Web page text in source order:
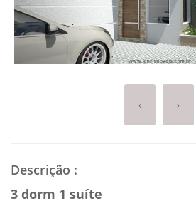
‹ ›
Descrição :
3 dorm 1 suíte